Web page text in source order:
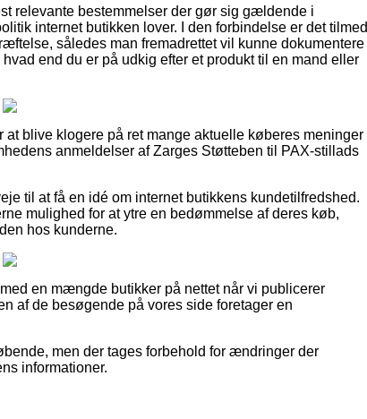
relevante bestemmelser der gør sig gældende i
internet butikken lover. I den forbindelse er det tilmed
således man fremadrettet vil kunne dokumentere
end du er på udkig efter et produkt til en mand eller
blive klogere på ret mange aktuelle køberes meninger
anmeldelser af Zarges Støtteben til PAX-stillads
til at få en idé om internet butikkens kundetilfredshed.
mulighed for at ytre en bedømmelse af deres køb,
hos kunderne.
en mængde butikker på nettet når vi publicerer
af de besøgende på vores side foretager en
men der tages forbehold for ændringer der
informationer.